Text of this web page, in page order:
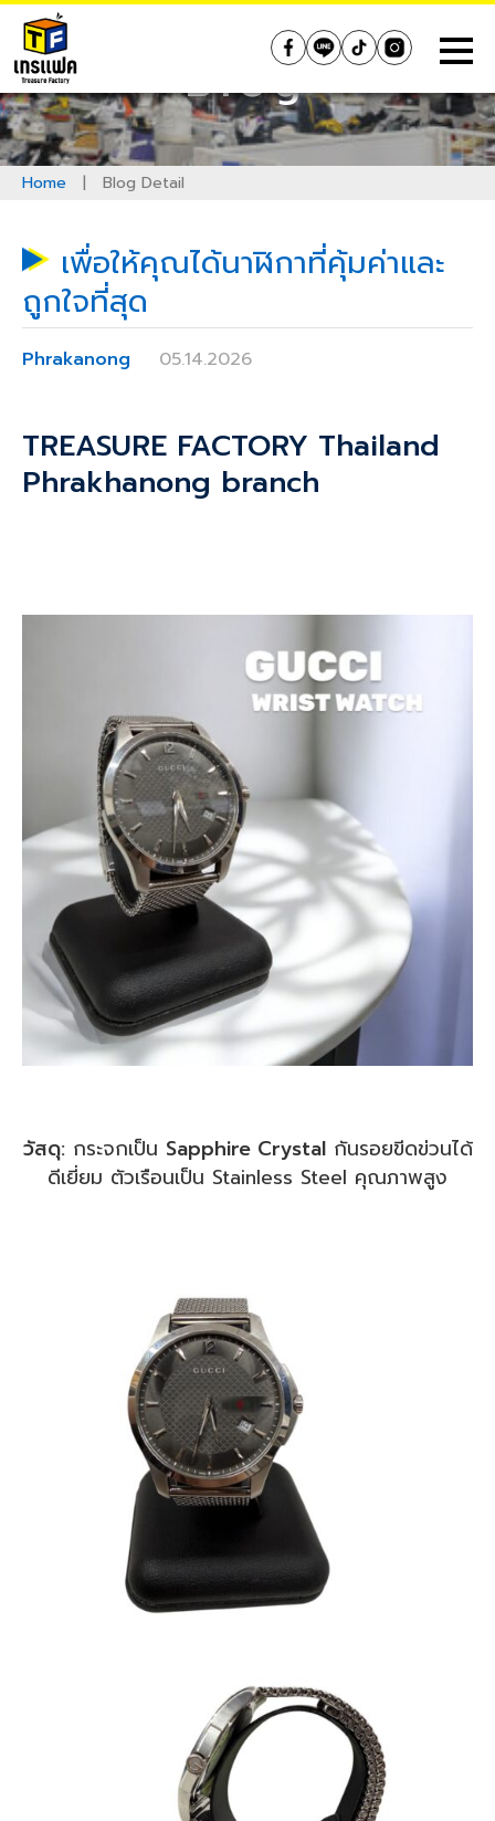
Skip
content
Treasure Factory (Thailand)
Blog
Home | Blog Detail
เพื่อให้คุณได้นาฬิกาที่คุ้มค่าและ
ถูกใจที่สุด
Phrakanong 05.14.2026
TREASURE FACTORY Thailand
Phrakhanong branch
วัสดุ:กระจกเป็น Sapphire Crystalกันรอยขีดข่วนได้
ดีเยี่ยม ตัวเรือนเป็น Stainless Steel คุณภาพสูง